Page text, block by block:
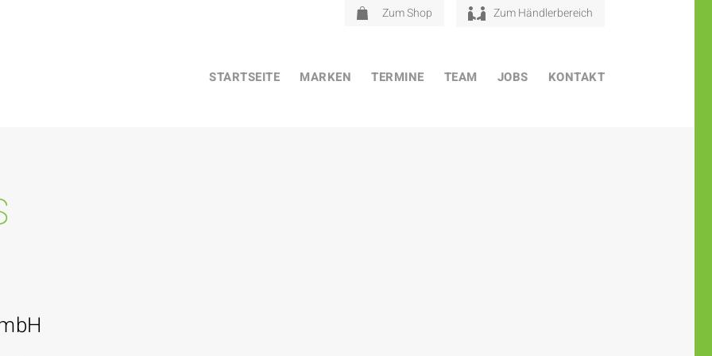
Zum Shop Zum Händlerbereich
STARTSEITE MARKEN TERMINE TEAM JOBS KONTAKT